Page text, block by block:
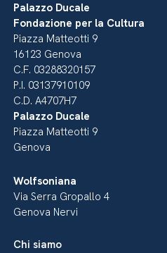
Palazzo Ducale
Fondazione per la Cultura
Piazza Matteotti 9
16123 Genova
C.F. 03288320157
P.I. 03137910109
C.D. A4707H7
Palazzo Ducale
Piazza Matteotti 9
Genova
Wolfsoniana
Via Serra Gropallo 4
Genova Nervi
Chi siamo